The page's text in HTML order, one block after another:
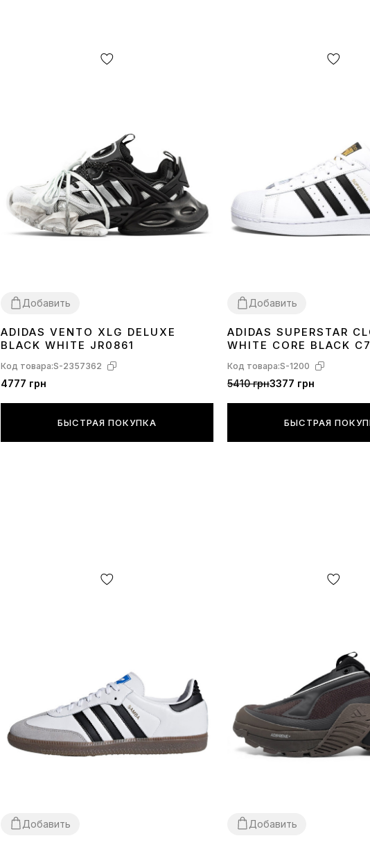
бирок, их
коробки
БЕЗ
дизайн,
Добавить
36 3738 39 4041424344
ADIDAS VENTO XLG DELUXE
BLACK WHITE JR0861
Код товара:S-2357362
4777 грн
БЫСТРАЯ ПОКУПКА
Добавить
36 3738 40 41 424344 45
ADIDAS SUPERSTAR
WHITE CORE BLACK
Код товара:S-1200
5410 грн3377 грн
БЫСТРАЯ
Добавить Добавить